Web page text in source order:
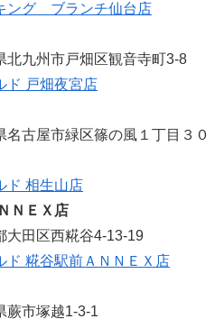
ング ブランチ仙台店
北九州市戸畑区観音寺町3-8
ド 戸畑夜宮店
名古屋市緑区篠の風１丁目３０
ド 相生山店
ＮＥＸ店
大田区西糀谷4-13-19
ド 糀谷駅前ＡＮＮＥＸ店
蕨市塚越1-3-1